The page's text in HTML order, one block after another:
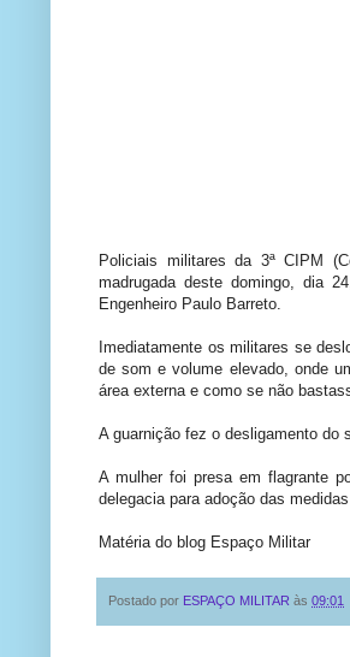
Policiais militares da 3ª CIPM
madrugada deste domingo, dia
Engenheiro Paulo Barreto.
Imediatamente os militares se
de som e volume elevado, onde
área externa e como se não
A guarnição fez o desligamento do
A mulher foi presa em flagrante
delegacia para adoção das
Matéria do blog Espaço Militar
Postado por ESPAÇO MILITAR às 09:01